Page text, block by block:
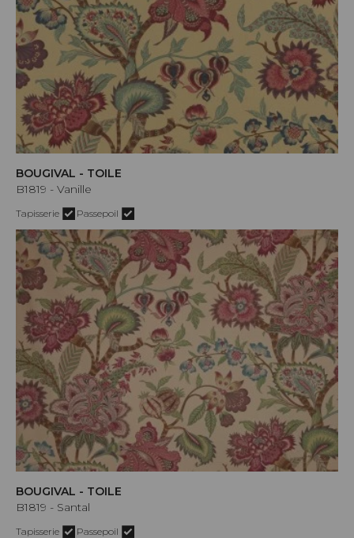
BOUGIVAL - TOILE
B1819 - Vanille
Tapisserie Passepoil
BOUGIVAL - TOILE
B1819 - Santal
Tapisserie Passepoil